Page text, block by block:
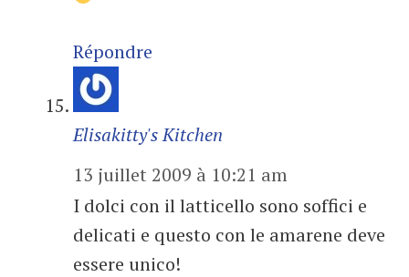
Répondre
Elisakitty's Kitchen
13 juillet 2009 à 10:21 am
I dolci con il latticello sono soffici e
delicati e questo con le amarene deve
essere unico!